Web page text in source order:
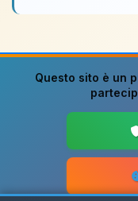
Questo sito è un